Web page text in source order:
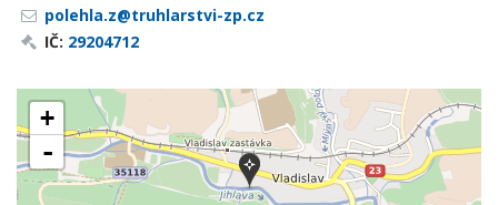
polehla.z@truhlarstvi-zp.cz
IČ: 29204712
+
-